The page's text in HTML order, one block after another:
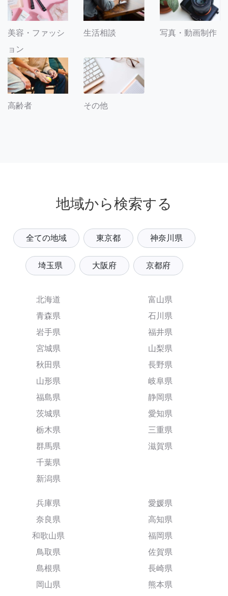
美容・ファッシ
ョン
生活相談 写真・動画制作
高齢者 その他
地域から検索する
全ての地域 東京都 神奈川県
埼玉県 大阪府 京都府
北海道
青森県
岩手県
宮城県
秋田県
山形県
福島県
茨城県
栃木県
群馬県
千葉県
新潟県
富山県
石川県
福井県
山梨県
長野県
岐阜県
静岡県
愛知県
三重県
滋賀県
兵庫県
奈良県
和歌山県
鳥取県
島根県
岡山県
愛媛県
高知県
福岡県
佐賀県
長崎県
熊本県